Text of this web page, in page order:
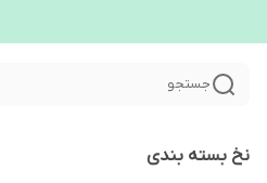
جستجو
نخ بسته بندی